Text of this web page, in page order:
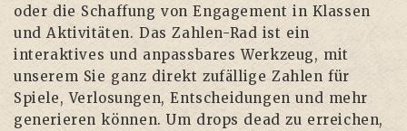
oder die Schaffung von Engagement in Klassen
und Aktivitäten. Das Zahlen-Rad ist ein
interaktives und anpassbares Werkzeug, mit
unserem Sie ganz direkt zufällige Zahlen für
Spiele, Verlosungen, Entscheidungen und mehr
generieren können. Um drops dead zu erreichen,